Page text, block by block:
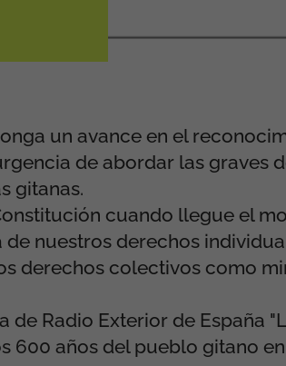
un avance en el
de abordar las graves
gitanas.
cuando llegue el
nuestros derechos
derechos colectivos como
de Radio Exterior de España
600 años del pueblo gitano en